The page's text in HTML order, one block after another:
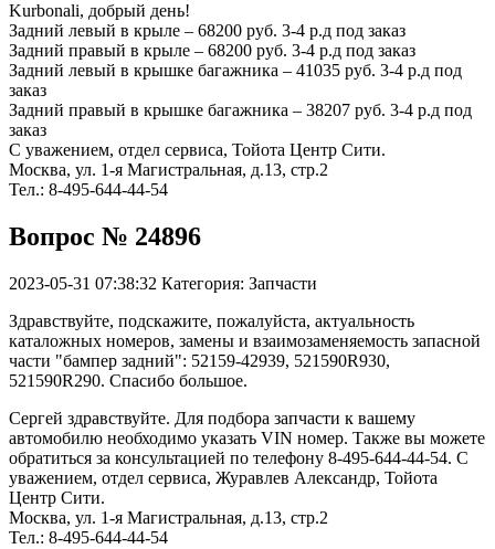
Kurbonali, добрый день!
Задний левый в крыле – 68200 руб. 3-4 р.д под заказ
Задний правый в крыле – 68200 руб. 3-4 р.д под заказ
Задний левый в крышке багажника – 41035 руб. 3-4 р.д под
заказ
Задний правый в крышке багажника – 38207 руб. 3-4 р.д под
заказ
С уважением, отдел сервиса, Тойота Центр Сити.
Москва, ул. 1-я Магистральная, д.13, стр.2
Тел.: 8-495-644-44-54
Вопрос № 24896
2023-05-31 07:38:32 Категория: Запчасти
Здравствуйте, подскажите, пожалуйста, актуальность
каталожных номеров, замены и взаимозаменяемость запасной
части "бампер задний": 52159-42939, 521590R930,
521590R290. Спасибо большое.
Сергей здравствуйте. Для подбора запчасти к вашему
автомобилю необходимо указать VIN номер. Также вы можете
обратиться за консультацией по телефону 8-495-644-44-54. С
уважением, отдел сервиса, Журавлев Александр, Тойота
Центр Сити.
Москва, ул. 1-я Магистральная, д.13, стр.2
Тел.: 8-495-644-44-54